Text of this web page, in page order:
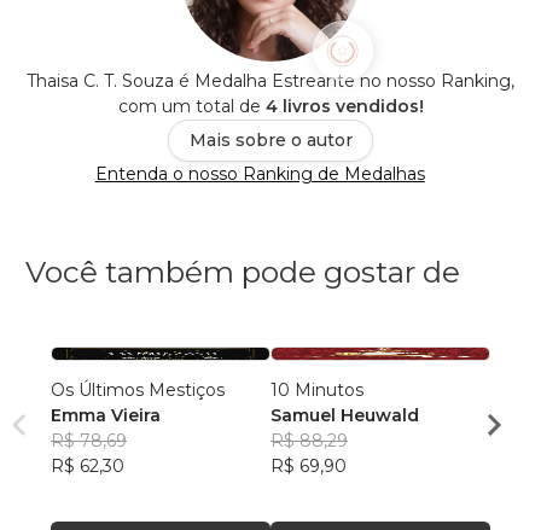
Thaisa C. T. Souza é Medalha Estreante no nosso Ranking,
com um total de 4 livros vendidos!
Mais sobre o autor
Entenda o nosso Ranking de Medalhas
Você também pode gostar de
Os Últimos Mestiços
Emma Vieira
R$ 78,69
R$ 62,30
10 Minutos
Samuel Heuwald
R$ 88,29
R$ 69,90